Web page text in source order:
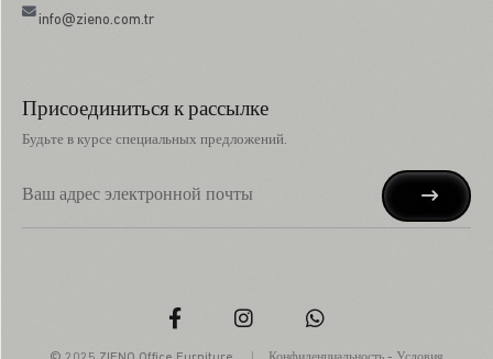
info@zieno.com.tr
Присоединиться к рассылке
Будьте в курсе специальных предложений.